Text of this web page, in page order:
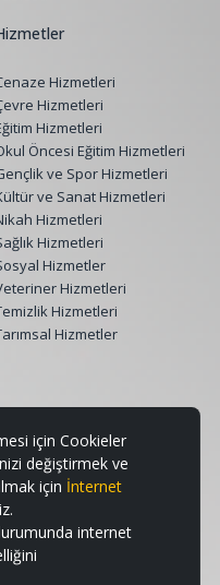
Hizmetleri
Hizmetleri
Hizmetleri
Öncesi Eğitim Hizmetleri
ve Spor Hizmetleri
ve Sanat Hizmetleri
Hizmetleri
Hizmetleri
Hizmetler
Hizmetleri
Hizmetleri
Hizmetler
için Cookieler
değiştirmek ve
için İnternet
internet